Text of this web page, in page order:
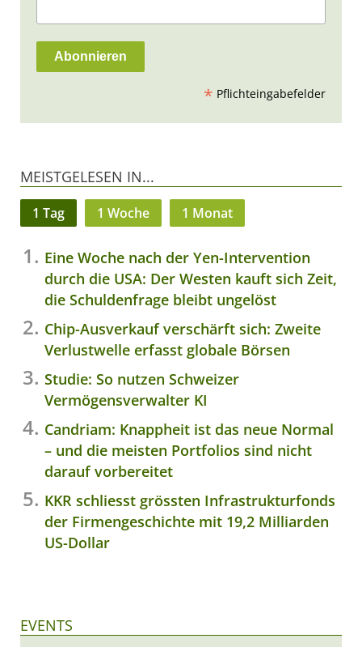
* Pflichteingabefelder
MEISTGELESEN IN...
1 Tag 1 Woche 1 Monat
Eine Woche nach der Yen-Intervention
durch die USA: Der Westen kauft sich Zeit,
die Schuldenfrage bleibt ungelöst
Chip-Ausverkauf verschärft sich: Zweite
Verlustwelle erfasst globale Börsen
Studie: So nutzen Schweizer
Vermögensverwalter KI
Candriam: Knappheit ist das neue Normal
– und die meisten Portfolios sind nicht
darauf vorbereitet
KKR schliesst grössten Infrastrukturfonds
der Firmengeschichte mit 19,2 Milliarden
US-Dollar
EVENTS